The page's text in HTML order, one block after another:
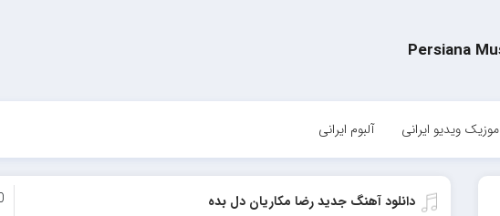
موزیک ویدیو ایرانی آلبوم ایرانی
دانلود آهنگ جدید رضا مکاریان دل بده